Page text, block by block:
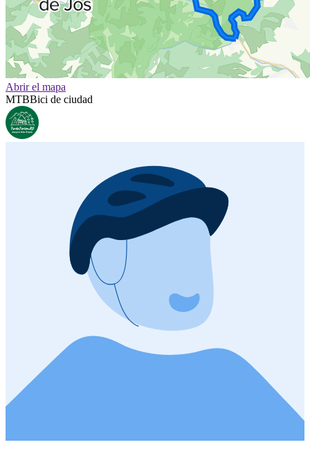
Abrir el mapa
MTBBici de ciudad